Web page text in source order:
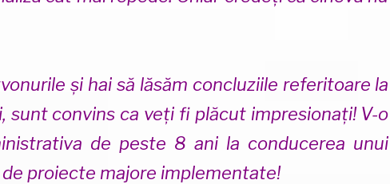
și hai să lăsăm concluziile referitoare la
convins ca veți fi plăcut impresionați! V-o
de peste 8 ani la conducerea unui
proiecte majore implementate!